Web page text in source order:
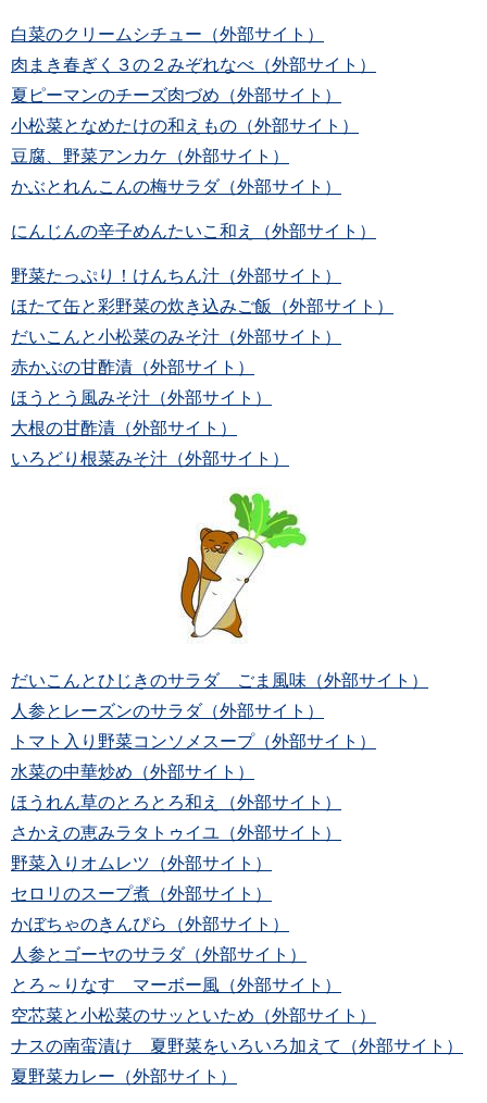
白菜のクリームシチュー（外部サイト）
肉まき春ぎく３の２みぞれなべ（外部サイト）
夏ピーマンのチーズ肉づめ（外部サイト）
小松菜となめたけの和えもの（外部サイト）
豆腐、野菜アンカケ（外部サイト）
かぶとれんこんの梅サラダ（外部サイト）
にんじんの辛子めんたいこ和え（外部サイト）
野菜たっぷり！けんちん汁（外部サイト）
ほたて缶と彩野菜の炊き込みご飯（外部サイト）
だいこんと小松菜のみそ汁（外部サイト）
赤かぶの甘酢漬（外部サイト）
ほうとう風みそ汁（外部サイト）
大根の甘酢漬（外部サイト）
いろどり根菜みそ汁（外部サイト）
だいこんとひじきのサラダ ごま風味（外部サイト）
人参とレーズンのサラダ（外部サイト）
トマト入り野菜コンソメスープ（外部サイト）
水菜の中華炒め（外部サイト）
ほうれん草のとろとろ和え（外部サイト）
さかえの恵みラタトゥイユ（外部サイト）
野菜入りオムレツ（外部サイト）
セロリのスープ煮（外部サイト）
かぼちゃのきんぴら（外部サイト）
人参とゴーヤのサラダ（外部サイト）
とろ～りなす マーボー風（外部サイト）
空芯菜と小松菜のサッといため（外部サイト）
ナスの南蛮漬け 夏野菜をいろいろ加えて（外部サイト）
夏野菜カレー（外部サイト）